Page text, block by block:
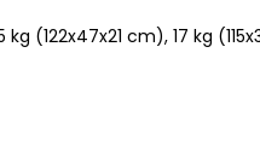
(122x47x21 cm), 17 kg